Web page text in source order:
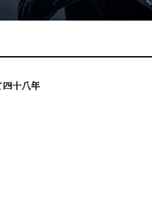
四十八年